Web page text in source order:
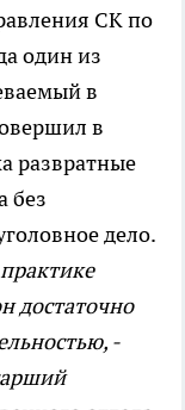
СК по
один из
в
в
развратные
без
дело.
достаточно
-